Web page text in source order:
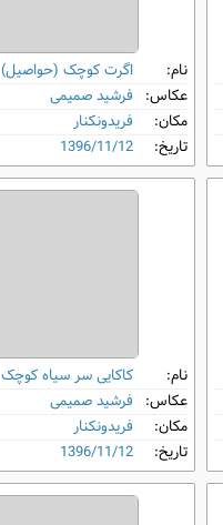
نام:
اگرت کوچک (حواصیل)
عکاس: فرشید صمیمی
مکان:
فریدونکنار
تاریخ:
1396/11/12
نام:
کاکایی سر سیاه کوچک
عکاس: فرشید صمیمی
مکان:
فریدونکنار
تاریخ:
1396/11/12